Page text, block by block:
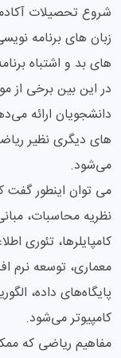
شروع تحصیلات
زبان های برنامه
های بد و اشتباه
در این بین برخی از
دانشجویان ارائه
های دیگری نظیر
می‌شود.
می توان اینطور
نظریه محاسبات،
کامپایلرها، تئوری
معماری، توسعه نرم
پایگاه‌های داده،
کامپیوتر می‌شود.
مفاهیم ریاضی که